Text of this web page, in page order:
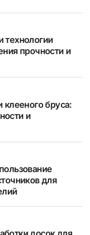
технологии
прочности и
клееного бруса:
и
для